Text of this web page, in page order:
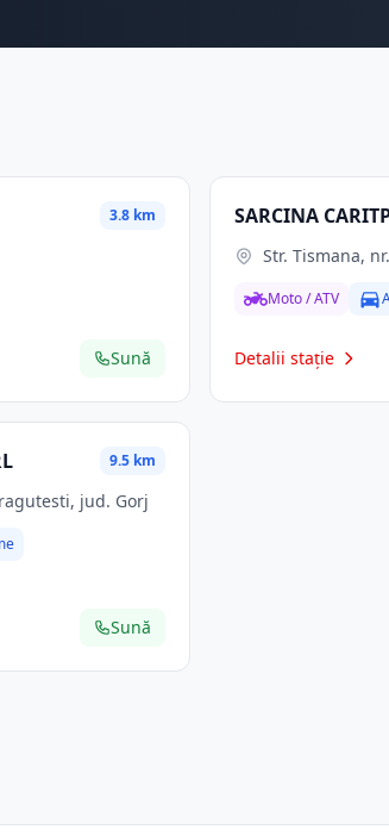
3.8 km
Sună
SARCINA
Str. Tismana,
Moto / ATV
Detalii stație
9.5 km
jud. Gorj
Sună